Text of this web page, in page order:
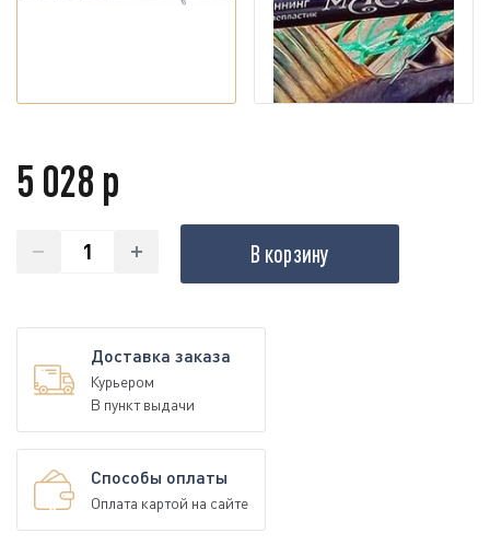
5 028 р
В корзину
Доставка заказа
Курьером
В пункт выдачи
Способы оплаты
Оплата картой на сайте